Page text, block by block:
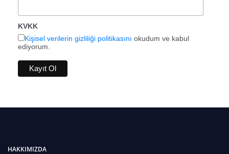
KVKK
Kişisel verilerin gizliliği politikasını okudum ve kabul
ediyorum.
HAKKIMIZDA